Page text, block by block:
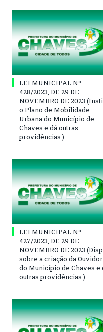
LEI MUNICIPAL Nº
428/2023, DE 29 DE
NOVEMBRO DE 2023
o Plano de Mobilidade
Urbana do Município de
Chaves e dá outras
providências.)
LEI MUNICIPAL Nº
427/2023, DE 29 DE
NOVEMBRO DE 2023
sobre a criação da
do Município de Chaves e
outras providências.)